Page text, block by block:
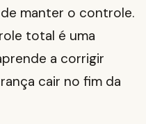
manter o controle.
total é uma
a corrigir
cair no fim da